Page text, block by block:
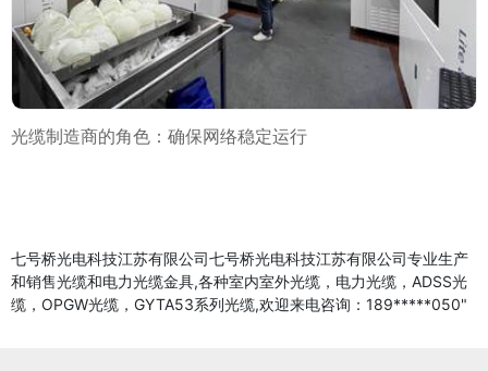
光缆制造商的角色：确保网络稳定运行
七号桥光电科技江苏有限公司七号桥光电科技江苏有限公司专业生产
和销售光缆和电力光缆金具,各种室内室外光缆，电力光缆，ADSS光
缆，OPGW光缆，GYTA53系列光缆,欢迎来电咨询：189*****050"